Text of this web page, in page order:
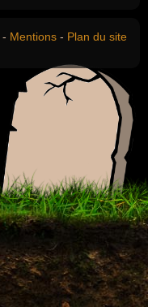
- Mentions - Plan du site